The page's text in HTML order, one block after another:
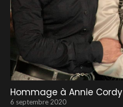
Hommage à Annie Cordy
6 septembre 2020